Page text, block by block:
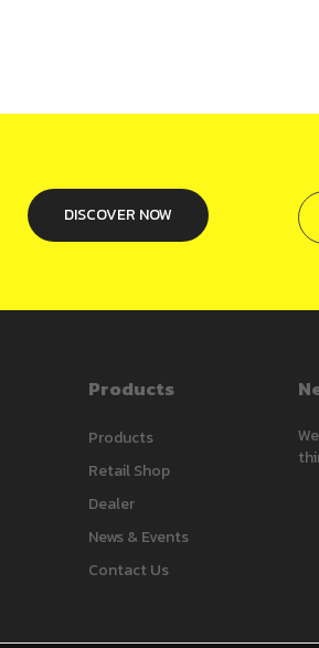
DISCOVER NOW
Products
Products
Retail Shop
Dealer
News & Events
Contact Us